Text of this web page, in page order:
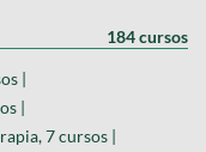
184 cursos
|
|
7 cursos |